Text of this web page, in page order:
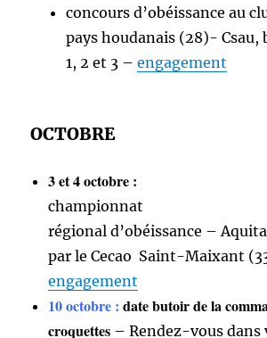
concours d’obéissance au
pays houdanais (28)- Csau,
1, 2 et 3 –engagement
OCTOBRE
3 et 4 octobre :
championnat
régional d’obéissance –
par le Cecao Saint-Maixant
engagement
10 octobre : date butoir de la
croquettes – Rendez-vous